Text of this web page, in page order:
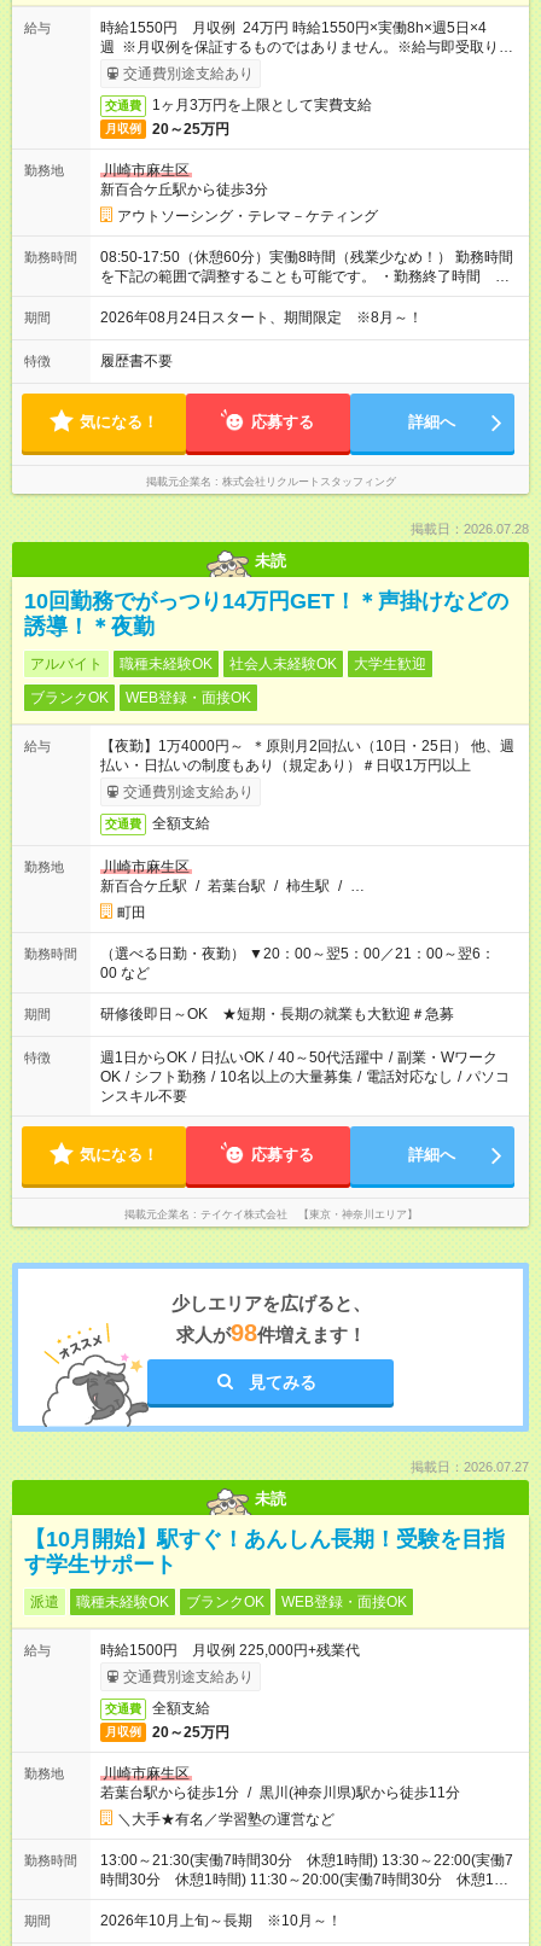
給与
時給1550円 月収例 24万円 時給1550円×実働8h×週5日×4
週 ※月収例を保証するものではありません。※給与即受取りサ
ービス利用可（利用条件有）
交通費別途支給あり
交通費 1ヶ月3万円を上限として実費支給
月収例 20～25万円
勤務地
川崎市麻生区
新百合ケ丘駅から徒歩3分
アウトソーシング・テレマ－ケティング
勤務時間
08:50-17:50（休憩60分）実働8時間（残業少なめ！） 勤務時間
を下記の範囲で調整することも可能です。 ・勤務終了時間
17:00～18:00 ・実働 07:10～08:00
期間 2026年08月24日スタート、期間限定 ※8月～！
特徴 履歴書不要
気になる！ 応募する 詳細へ
掲載元企業名 株式会社リクルートスタッフィング
掲載日：2026.07.28
未読
10回勤務でがっつり14万円GET！＊声掛けなどの
誘導！＊夜勤
アルバイト 職種未経験OK 社会人未経験OK
大学生歓迎
ブランクOK
WEB登録・面接OK
給与
【夜勤】1万4000円～ ＊原則月2回払い（10日・25日） 他、週
払い・日払いの制度もあり（規定あり）＃日収1万円以上
交通費別途支給あり
交通費 全額支給
勤務地
川崎市麻生区
新百合ケ丘駅 / 若葉台駅 / 柿生駅 / …
町田
勤務時間
（選べる日勤・夜勤） ▼20：00～翌5：00／21：00～翌6：
00 など
期間 研修後即日～OK ★短期・長期の就業も大歓迎＃急募
特徴 週1日からOK / 日払いOK / 40～50代活躍中 / 副業・Wワーク
OK / シフト勤務 / 10名以上の大量募集 / 電話対応なし / パソコ
ンスキル不要
気になる！ 応募する 詳細へ
掲載元企業名 テイケイ株式会社 【東京・神奈川エリア】
少しエリアを広げると、
求人が98件増えます！
見てみる
掲載日：2026.07.27
未読
【10月開始】駅すぐ！あんしん長期！受験を目指
す学生サポート
派遣 職種未経験OK ブランクOK WEB登録・面接OK
給与
時給1500円 月収例 225,000円+残業代
交通費別途支給あり
交通費 全額支給
月収例 20～25万円
勤務地
川崎市麻生区
若葉台駅から徒歩1分 / 黒川(神奈川県)駅から徒歩11分
＼大手★有名／学習塾の運営など
勤務時間
13:00～21:30(実働7時間30分 休憩1時間) 13:30～22:00(実働7
時間30分 休憩1時間) 11:30～20:00(実働7時間30分 休憩1時
間) ※日曜と特別講習期間（夏冬）8:00～16:30もしくは11:30～
20:30
期間 2026年10月上旬～長期 ※10月～！